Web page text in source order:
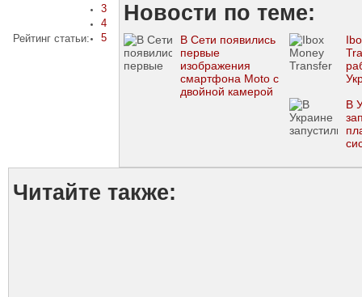
Рейтинг статьи:
3
4
5
Новости по теме:
В Сети появились
первые
изображения
смартфона Moto с
двойной камерой
В
Читайте также: